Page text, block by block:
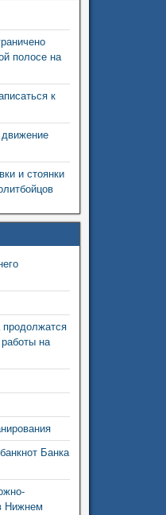
полосе на
к
и стоянки
продолжатся
на
Банка
Нижнем